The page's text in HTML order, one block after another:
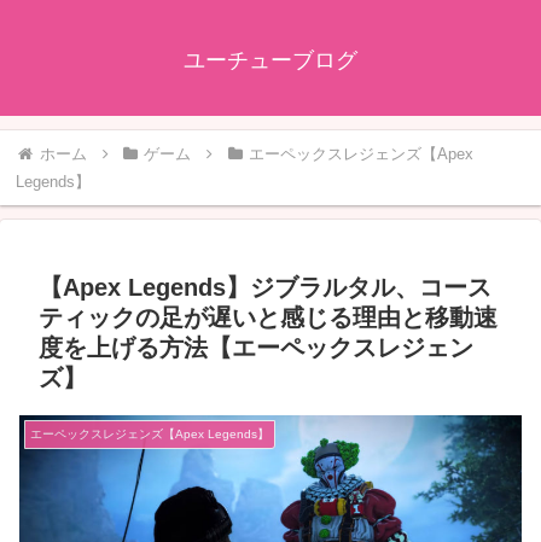
ユーチューブログ
ホーム ゲーム
エーペックスレジェンズ【Apex
Legends】
【Apex Legends】ジブラルタル、コース
ティックの足が遅いと感じる理由と移動速
度を上げる方法【エーペックスレジェン
ズ】
エーペックスレジェンズ【Apex Legends】